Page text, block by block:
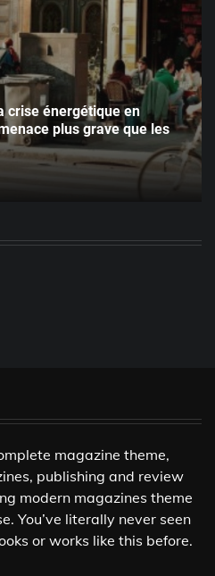
crise énergétique en
plus grave que les
magazine theme,
publishing and review
modern magazines theme
You’ve literally never seen
or works like this before.